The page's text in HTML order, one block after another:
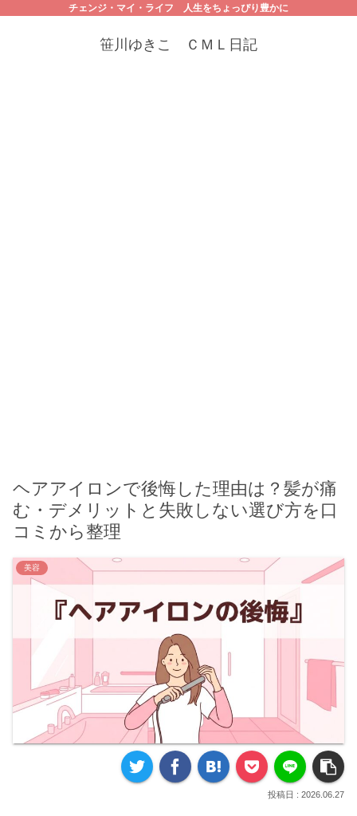
チェンジ・マイ・ライフ 人生をちょっぴり豊かに
笹川ゆきこ ＣＭＬ日記
ヘアアイロンで後悔した理由は？髪が痛
む・デメリットと失敗しない選び方を口
コミから整理
美容
2026.06.27